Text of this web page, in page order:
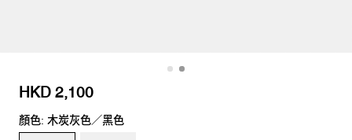
HKD 2,100
顏色: 木炭灰色／黑色